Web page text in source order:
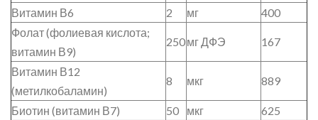
Витамин В6
2 мг
400
Фолат (фолиевая кислота;
витамин В9)
250мг ДФЭ 167
Витамин В12
(метилкобаламин)
8 мкг 889
Биотин (витамин В7) 50 мкг
625